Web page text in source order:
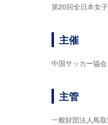
第20回全日本女
主催
中国サッカー協会
主管
一般財団法人鳥